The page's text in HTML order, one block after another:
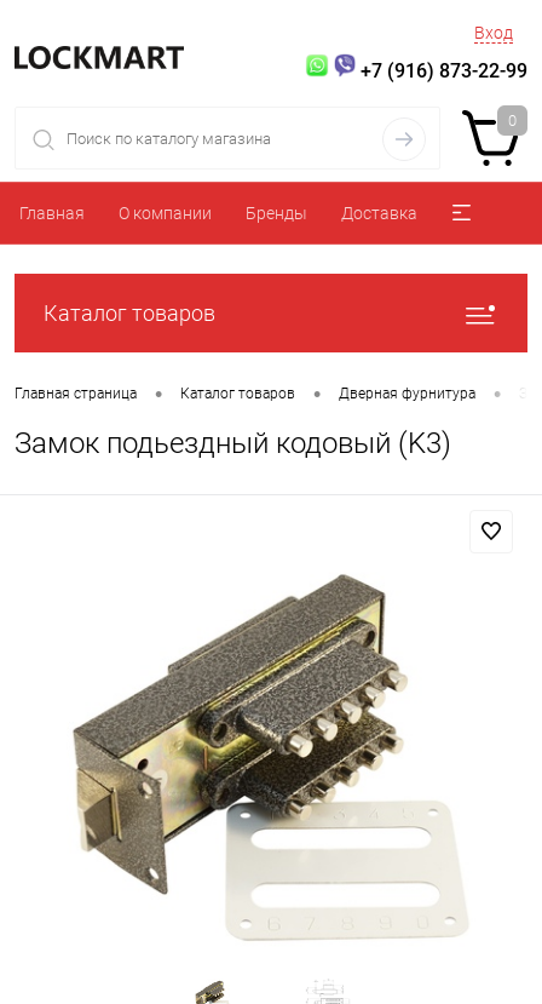
Вход
+7 (916) 873-22-99
0
Главная О компании Бренды Доставка
Каталог товаров
Главная страница • Каталог товаров • Дверная фурнитура •
Замок подьездный кодовый (K3)